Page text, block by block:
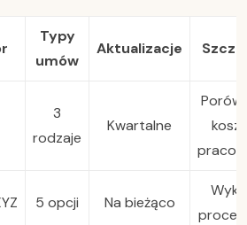
Typy
umów
Aktualizacje
3
rodzaje
Kwartalne
5 opcji Na bieżąco